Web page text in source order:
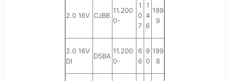
2.0 16V CJBB
11.200
0-
1
0
7
1
4
6
199
9
2.0 16V
DI
D5BA
11.200
0-
6
6
9
0
199
8